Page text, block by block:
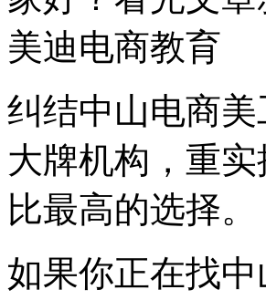
纠结中山电商
大牌机构，重
比最高的选择。
如果你正在找